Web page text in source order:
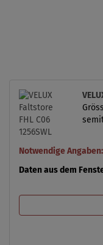
Notwendige Angaben:
Daten aus dem